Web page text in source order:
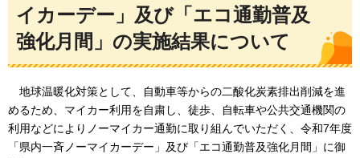
イカーデー」及び「エコ通勤普及
強化月間」の実施結果について
地球温暖化対策として、自動車等からの二酸化炭素排出削減を進
めるため、マイカー利用を自粛し、徒歩、自転車や公共交通機関の
利用などによりノーマイカー通勤に取り組んでいただく、令和7年度
「県内一斉ノーマイカーデー」及び「エコ通勤普及強化月間」に御